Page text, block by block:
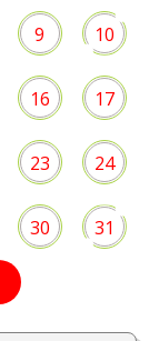
9 10
16 17
23 24
30 31